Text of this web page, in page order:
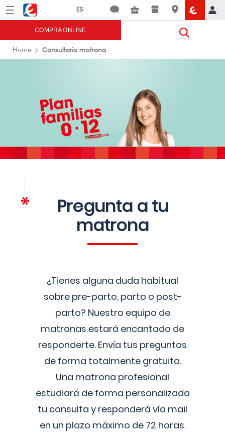
Menú Eroski
COMPRA ONLINE
Home Consultorio matrona
Pregunta a tu
matrona
¿Tienes alguna duda habitual
sobre pre-parto, parto o post-
parto? Nuestro equipo de
matronas estará encantado de
responderte. Envía tus preguntas
de forma totalmente gratuita.
Una matrona profesional
estudiará de forma personalizada
tu consulta y responderá vía mail
en un plazo máximo de 72 horas.